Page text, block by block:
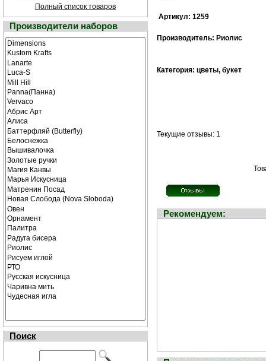
Полный список товаров
Производители наборов
Поиск
Артикул: 1259
Производитель: Риолис
Категория: цветы, букет
Текущие отзывы: 1
Рекомендуем: